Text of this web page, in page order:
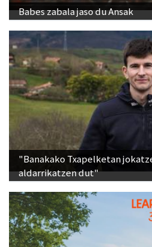
Babes zabala jaso du Ansak
"Banakako Txapelketan
aldarrikatzen dut"